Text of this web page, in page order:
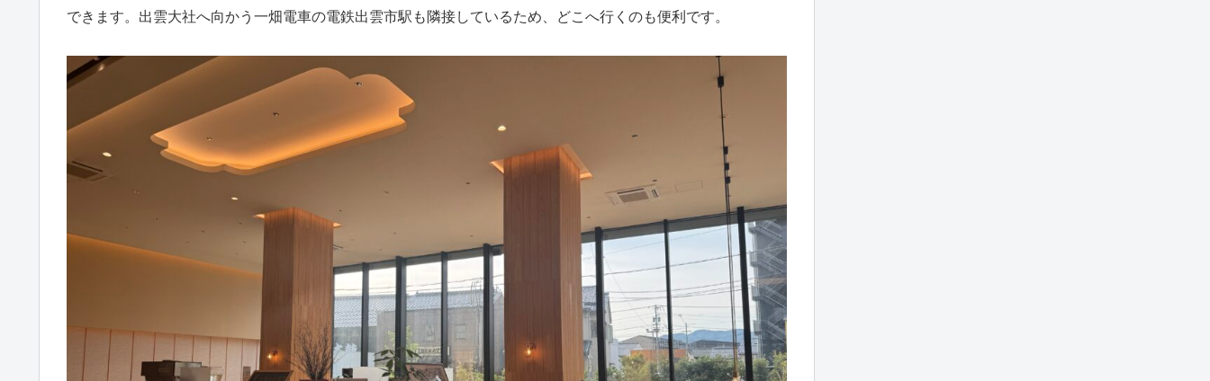
できます。出雲大社へ向かう一畑電車の電鉄出雲市駅も隣接しているため、どこへ行くのも便利です。